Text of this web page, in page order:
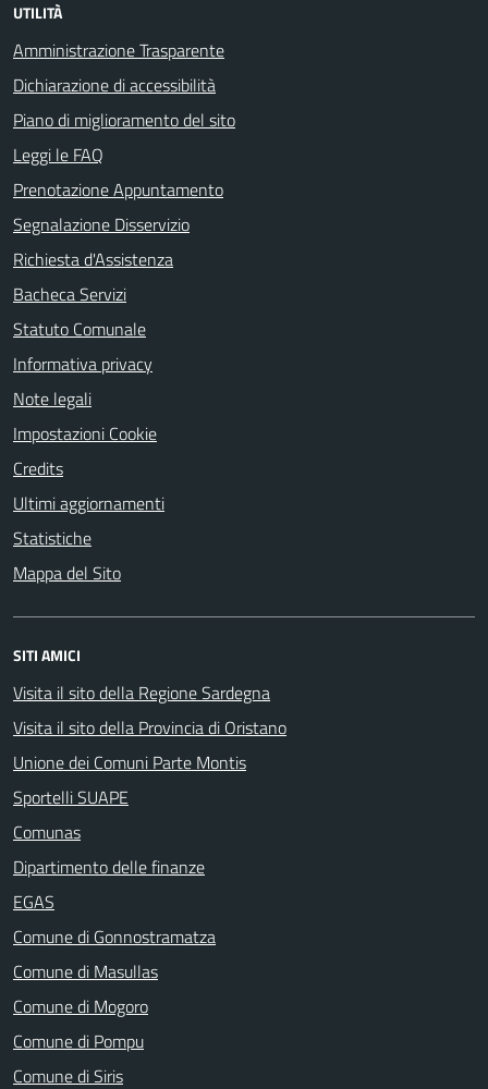
UTILITÀ
Amministrazione Trasparente
Dichiarazione di accessibilità
Piano di miglioramento del sito
Leggi le FAQ
Prenotazione Appuntamento
Segnalazione Disservizio
Richiesta d'Assistenza
Bacheca Servizi
Statuto Comunale
Informativa privacy
Note legali
Impostazioni Cookie
Credits
Ultimi aggiornamenti
Statistiche
Mappa del Sito
SITI AMICI
Visita il sito della Regione Sardegna
Visita il sito della Provincia di Oristano
Unione dei Comuni Parte Montis
Sportelli SUAPE
Comunas
Dipartimento delle finanze
EGAS
Comune di Gonnostramatza
Comune di Masullas
Comune di Mogoro
Comune di Pompu
Comune di Siris